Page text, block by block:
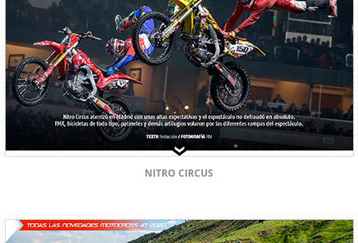
NITRO CIRCUS